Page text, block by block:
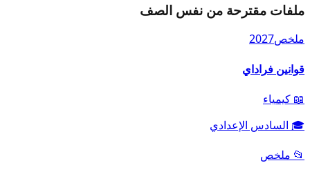
ملفات مقترحة من نفس الصف
ملخص2027
قوانين فراداي
📖 كيمياء
🎓 السادس الإعدادي
📂 ملخص